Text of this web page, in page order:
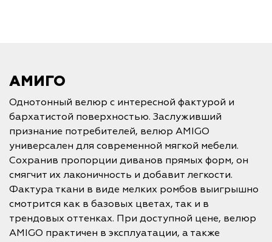
АМИГО
Однотонный велюр с интересной фактурой и
бархатистой поверхностью. Заслуживший
признание потребителей, велюр AMIGO
универсален для современной мягкой мебели.
Сохранив пропорции диванов прямых форм, он
смягчит их лаконичность и добавит легкости.
Фактура ткани в виде мелких ромбов выигрышно
смотрится как в базовых цветах, так и в
трендовых оттенках. При доступной цене, велюр
AMIGO практичен в эксплуатации, а также